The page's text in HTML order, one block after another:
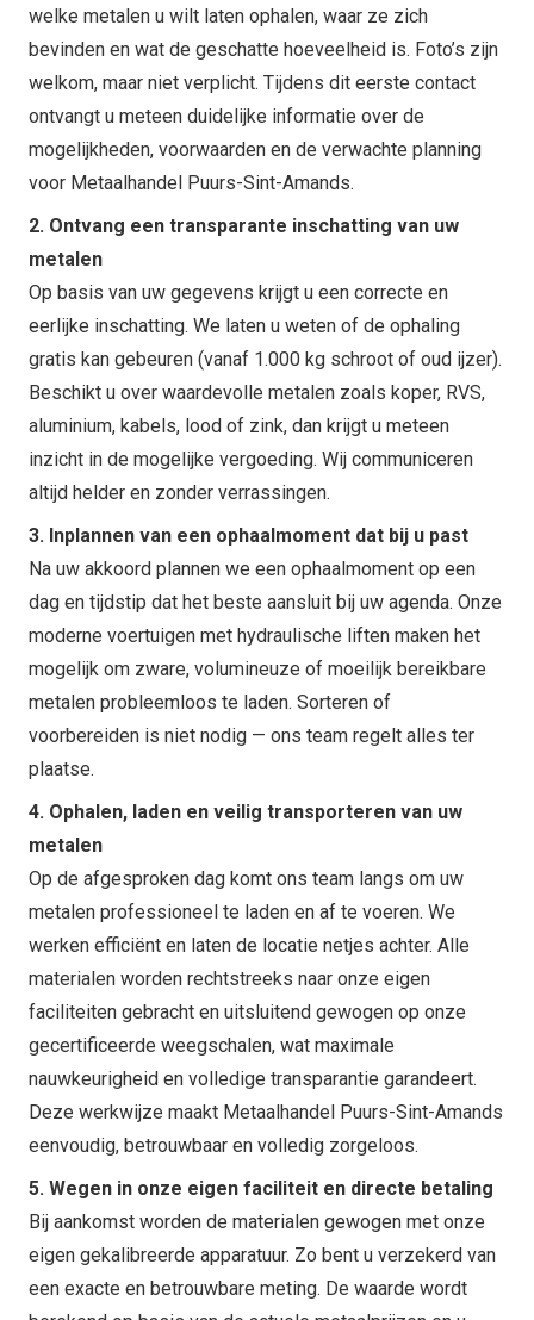
welke metalen u wilt laten ophalen, waar ze zich
bevinden en wat de geschatte hoeveelheid is. Foto’s zijn
welkom, maar niet verplicht. Tijdens dit eerste contact
ontvangt u meteen duidelijke informatie over de
mogelijkheden, voorwaarden en de verwachte planning
voor Metaalhandel Puurs-Sint-Amands.
2. Ontvang een transparante inschatting van uw
metalen
Op basis van uw gegevens krijgt u een correcte en
eerlijke inschatting. We laten u weten of de ophaling
gratis kan gebeuren (vanaf 1.000 kg schroot of oud ijzer).
Beschikt u over waardevolle metalen zoals koper, RVS,
aluminium, kabels, lood of zink, dan krijgt u meteen
inzicht in de mogelijke vergoeding. Wij communiceren
altijd helder en zonder verrassingen.
3. Inplannen van een ophaalmoment dat bij u past
Na uw akkoord plannen we een ophaalmoment op een
dag en tijdstip dat het beste aansluit bij uw agenda. Onze
moderne voertuigen met hydraulische liften maken het
mogelijk om zware, volumineuze of moeilijk bereikbare
metalen probleemloos te laden. Sorteren of
voorbereiden is niet nodig — ons team regelt alles ter
plaatse.
4. Ophalen, laden en veilig transporteren van uw
metalen
Op de afgesproken dag komt ons team langs om uw
metalen professioneel te laden en af te voeren. We
werken efficiënt en laten de locatie netjes achter. Alle
materialen worden rechtstreeks naar onze eigen
faciliteiten gebracht en uitsluitend gewogen op onze
gecertificeerde weegschalen, wat maximale
nauwkeurigheid en volledige transparantie garandeert.
Deze werkwijze maakt Metaalhandel Puurs-Sint-Amands
eenvoudig, betrouwbaar en volledig zorgeloos.
5. Wegen in onze eigen faciliteit en directe betaling
Bij aankomst worden de materialen gewogen met onze
eigen gekalibreerde apparatuur. Zo bent u verzekerd van
een exacte en betrouwbare meting. De waarde wordt